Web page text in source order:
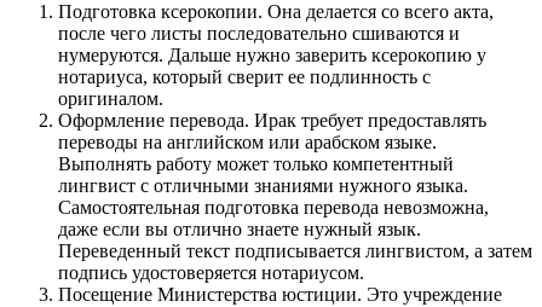
Подготовка ксерокопии. Она делается со всего акта,
после чего листы последовательно сшиваются и
нумеруются. Дальше нужно заверить ксерокопию у
нотариуса, который сверит ее подлинность с
оригиналом.
Оформление перевода. Ирак требует предоставлять
переводы на английском или арабском языке.
Выполнять работу может только компетентный
лингвист с отличными знаниями нужного языка.
Самостоятельная подготовка перевода невозможна,
даже если вы отлично знаете нужный язык.
Переведенный текст подписывается лингвистом, а затем
подпись удостоверяется нотариусом.
Посещение Министерства юстиции. Это учреждение